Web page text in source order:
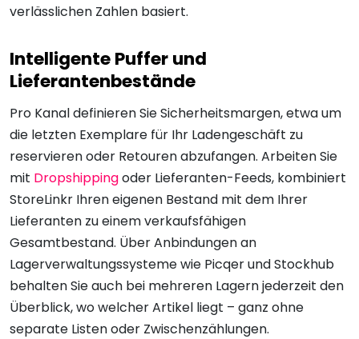
verlässlichen Zahlen basiert.
Intelligente Puffer und
Lieferantenbestände
Pro Kanal definieren Sie Sicherheitsmargen, etwa um
die letzten Exemplare für Ihr Ladengeschäft zu
reservieren oder Retouren abzufangen. Arbeiten Sie
mit Dropshippingoder Lieferanten-Feeds, kombiniert
StoreLinkr Ihren eigenen Bestand mit dem Ihrer
Lieferanten zu einem verkaufsfähigen
Gesamtbestand. Über Anbindungen an
Lagerverwaltungssysteme wie Picqer und Stockhub
behalten Sie auch bei mehreren Lagern jederzeit den
Überblick, wo welcher Artikel liegt – ganz ohne
separate Listen oder Zwischenzählungen.